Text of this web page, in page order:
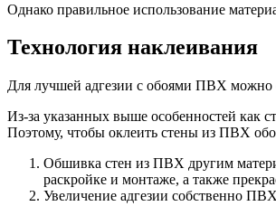
Однако правильное использование
Технология наклеивания
Для лучшей адгезии с обоями ПВХ
Из-за указанных выше особенностей как
Поэтому, чтобы оклеить стены из ПВХ
Обшивка стен из ПВХ другим
раскройке и монтаже, а также
Увеличение адгезии собственно